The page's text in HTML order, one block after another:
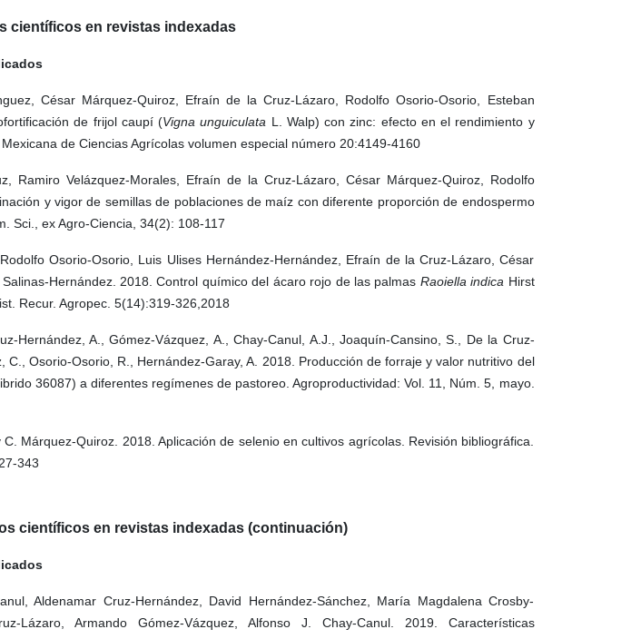
científicos en revistas indexadas
César Márquez-Quiroz, Efraín de la Cruz-Lázaro, Rodolfo Osorio-Osorio, Esteban
de frijol caupí (Vigna unguiculata L. Walp) con zinc: efecto en el rendimiento y
de Ciencias Agrícolas volumen especial número 20:4149-4160
Ramiro Velázquez-Morales, Efraín de la Cruz-Lázaro, César Márquez-Quiroz, Rodolfo
y vigor de semillas de poblaciones de maíz con diferente proporción de endospermo
Sci., ex Agro-Ciencia, 34(2): 108-117
Osorio-Osorio, Luis Ulises Hernández-Hernández, Efraín de la Cruz-Lázaro, César
Hernández. 2018. Control químico del ácaro rojo de las palmas Raoiella indica Hirst
Recur. Agropec. 5(14):319-326,2018
Hernández, A., Gómez-Vázquez, A., Chay-Canul, A.J., Joaquín-Cansino, S., De la Cruz-
C., Osorio-Osorio, R., Hernández-Garay, A. 2018. Producción de forraje y valor nutritivo del
36087) a diferentes regímenes de pastoreo. Agroproductividad: Vol. 11, Núm. 5, mayo.
Márquez-Quiroz. 2018. Aplicación de selenio en cultivos agrícolas. Revisión bibliográfica.
343
científicos en revistas indexadas (continuación)
Aldenamar Cruz-Hernández, David Hernández-Sánchez, María Magdalena Crosby-
Lázaro, Armando Gómez-Vázquez, Alfonso J. Chay-Canul. 2019. Características